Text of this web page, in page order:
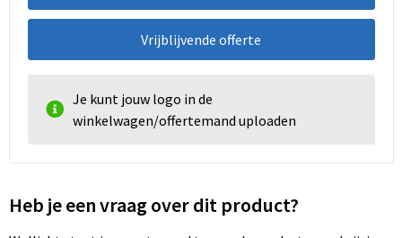
Vrijblijvende offerte
Je kunt jouw logo in de
winkelwagen/offertemand uploaden
Heb je een vraag over dit product?